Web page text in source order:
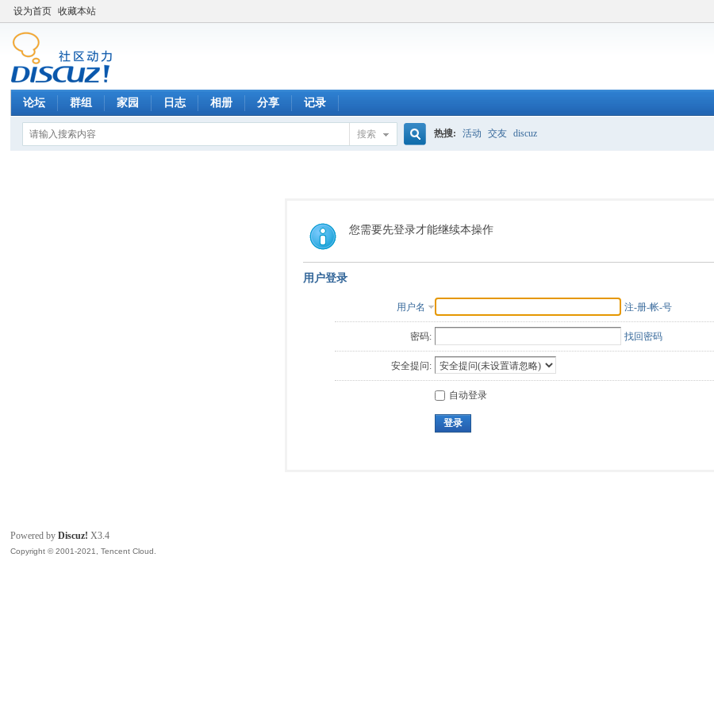
设为首页 收藏本站
论坛 群组 家园 日志 相册 分享 记录
搜索
索
热搜: 活动 交友 discuz
您需要先登录才能继续本操作
用户登录
用户名 注-册-帐-号
密码: 找回密码
安全提问:
自动登录
登录
Powered byDiscuz! X3.4
Copyright © 2001-2021, Tencent Cloud.